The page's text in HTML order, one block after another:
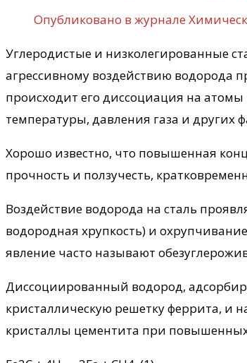
Опубликовано в журнале
Углеродистые и низколегированные
агрессивному воздействию водорода
происходит его диссоциация на
температуры, давления газа и других
Хорошо известно, что повышенная
прочность и ползучесть,
Воздействие водорода на сталь
водородная хрупкость) и
явление часто называют
Диссоциированный водород,
кристаллическую решетку феррита, и
кристаллы цементита при